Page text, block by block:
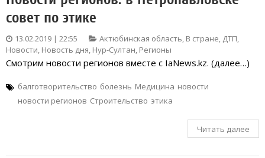
совет по этике
13.02.2019 | 22:55 Актюбинская область, В стране, ДТП,
Новости, Новость дня, Нур-Султан, Регионы
Смотрим новости регионов вместе с IaNews.kz. (далее…)
балготворительство болезнь Медицина новости
новости регионов Строительство этика
Читать далее